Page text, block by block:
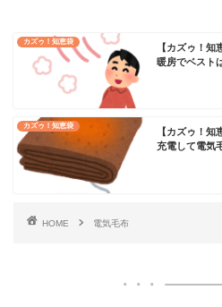
カズゥ！知恵袋
【カズゥ！
暖房でベスト
カズゥ！知恵袋
【カズゥ！
充電して電気
HOME 電気毛布